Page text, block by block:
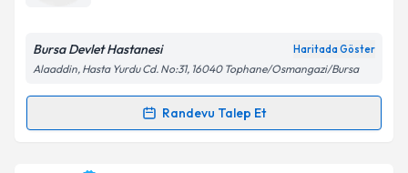
Kişisel verilerimin işlenmesine ilişkinAydınlatma
kapsamda işlenmesini kabul ediyorum.
Bursa Devlet Hastanesi Haritada Göster
Alaaddin, Hasta Yurdu Cd. No:31, 16040 Tophane/Osmangazi/Bursa
Randevu Talep Et
Randevu Takvimi Talebi